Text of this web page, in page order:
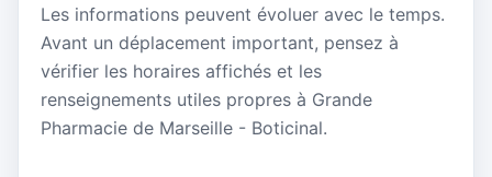
Les informations peuvent évoluer avec le temps.
Avant un déplacement important, pensez à
vérifier les horaires affichés et les
renseignements utiles propres à Grande
Pharmacie de Marseille - Boticinal.